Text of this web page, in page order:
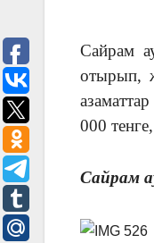
Сайрам
отырып,
000
Сайрам